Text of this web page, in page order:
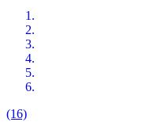
(16)